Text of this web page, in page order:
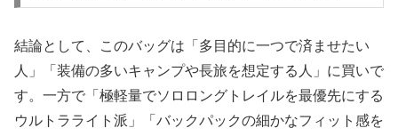
結論として、このバッグは「多目的に一つで済ませたい
人」「装備の多いキャンプや長旅を想定する人」に買いで
す。一方で「極軽量でソロロングトレイルを最優先にする
ウルトラライト派」「バックパックの細かなフィット感を